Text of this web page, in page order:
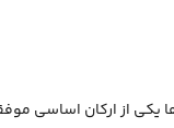
یکی از ارکان اساسی